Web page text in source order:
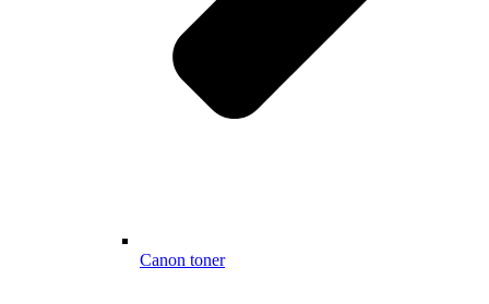
Canon toner